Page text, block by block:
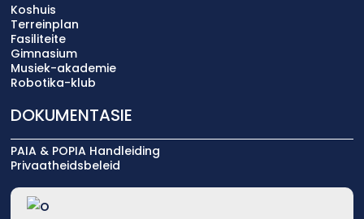
Koshuis
Terreinplan
Fasiliteite
Gimnasium
Musiek-akademie
Robotika-klub
DOKUMENTASIE
PAIA & POPIA Handleiding
Privaatheidsbeleid